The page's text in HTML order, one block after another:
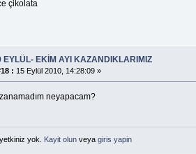
çikolata
EYLÜL- EKİM AYI KAZANDIKLARIMIZ
: 15 Eylül 2010, 14:28:09 »
neyapacam?
yok. Kayit olunveya giris yapin